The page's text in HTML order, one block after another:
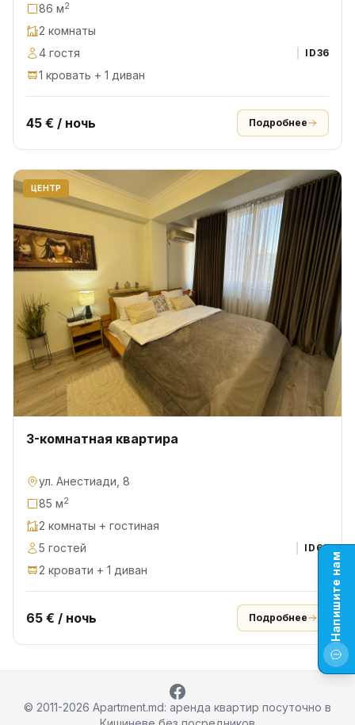
86 м2
2 комнаты
4 гостя
ID36
1 кровать + 1 диван
45 € / ночь Подробнее
ЦЕНТР
3-комнатная квартира
ул. Анестиади, 8
85 м2
2 комнаты + гостиная
5 гостей
ID 62
2 кровати + 1 диван
65 € / ночь Подробнее
© 2011-2026 Apartment.md: аренда квартир посуточно в
Напишите нам